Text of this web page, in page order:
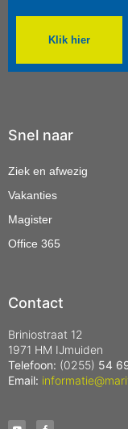
Klik hier
Snel naar
Ziek en afwezig
Vakanties
Magister
Office 365
Contact
Briniostraat 12
1971 HM IJmuiden
Telefoon: (0255) 54
Email: